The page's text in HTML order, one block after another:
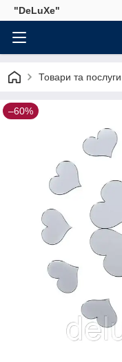
"DeLuХe"
Товари та послуги
–60%